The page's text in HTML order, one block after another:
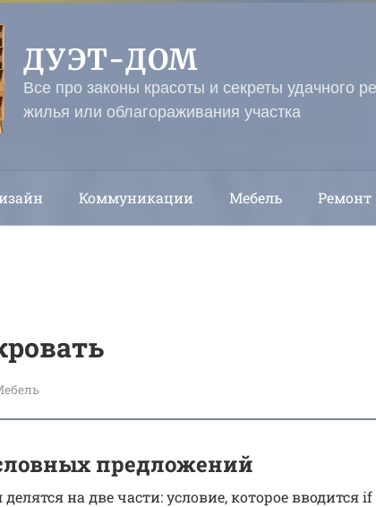
ДУЭТ-ДОМ
Все про законы красоты и секреты удачного
жилья или облагораживания участка
Коммуникации Мебель Ремонт
предложений
на две части: условие, которое вводится if